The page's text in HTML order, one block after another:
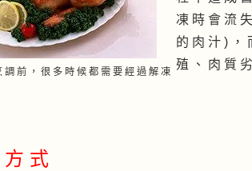
凍 時 會 流
的 肉 汁 ) ，
殖 、 肉 質
調 前 ， 很 多 時 候 都 需 要 經 過 解 凍
方 式